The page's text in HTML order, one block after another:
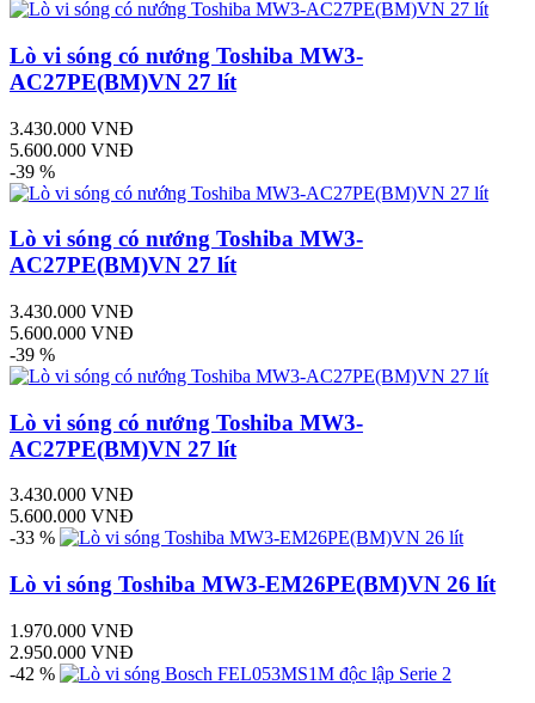
Lò vi sóng có nướng Toshiba MW3-
AC27PE(BM)VN 27 lít
3.430.000 VNĐ
5.600.000 VNĐ
-39 %
Lò vi sóng có nướng Toshiba MW3-
AC27PE(BM)VN 27 lít
3.430.000 VNĐ
5.600.000 VNĐ
-39 %
Lò vi sóng có nướng Toshiba MW3-
AC27PE(BM)VN 27 lít
3.430.000 VNĐ
5.600.000 VNĐ
-33 %
Lò vi sóng Toshiba MW3-EM26PE(BM)VN 26 lít
1.970.000 VNĐ
2.950.000 VNĐ
-42 %